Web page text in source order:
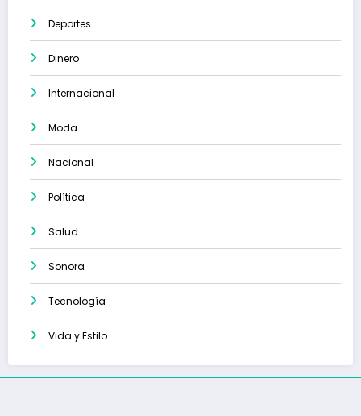
Deportes
Dinero
Internacional
Moda
Nacional
Política
Salud
Sonora
Tecnología
Vida y Estilo